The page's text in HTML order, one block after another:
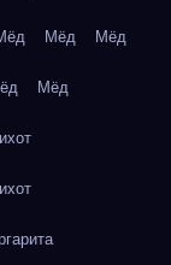
Мёд Мёд
Мёд